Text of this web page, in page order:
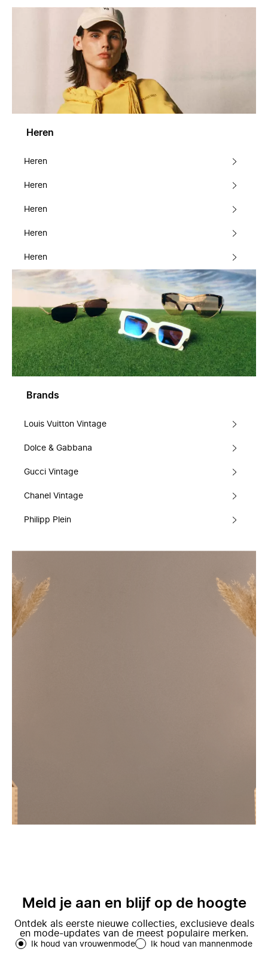
Heren
Heren
Heren
Heren
Heren
Heren
Brands
Louis Vuitton Vintage
Dolce & Gabbana
Gucci Vintage
Chanel Vintage
Philipp Plein
Meld je aan en blijf op de hoogte
Ontdek als eerste nieuwe collecties, exclusieve deals
en mode-updates van de meest populaire merken.
Ik houd van vrouwenmode Ik houd van mannenmode